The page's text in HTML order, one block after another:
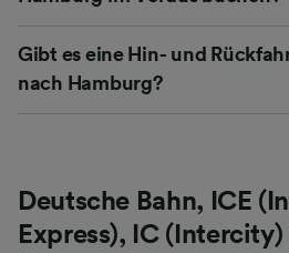
Gibt es eine Hin- und
nach Hamburg?
Deutsche Bahn, ICE
Express), IC (Intercity)